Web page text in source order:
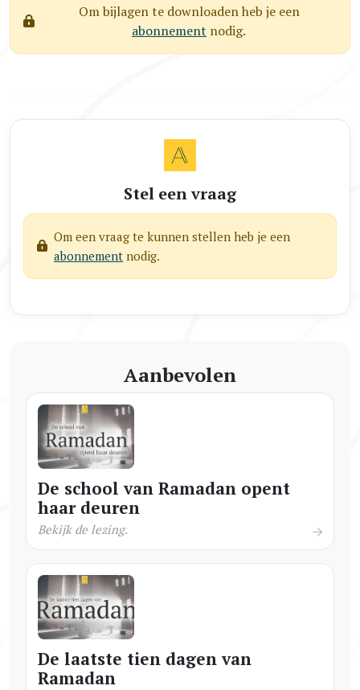
Om bijlagen te downloaden heb je een
abonnement nodig.
Stel een vraag
Om een vraag te kunnen stellen heb je een
abonnement nodig.
Aanbevolen
De school van Ramadan opent
haar deuren
Bekijk de lezing.
De laatste tien dagen van
Ramadan